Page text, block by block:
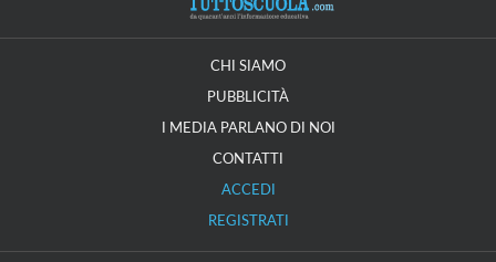
CHI SIAMO
PUBBLICITÀ
I MEDIA PARLANO DI NOI
CONTATTI
ACCEDI
REGISTRATI